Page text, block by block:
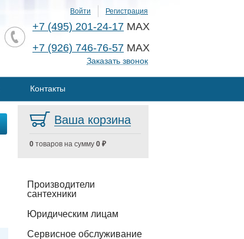
Войти Регистрация
+7 (495) 201-24-17 MAX
+7 (926) 746-76-57 MAX
Заказать звонок
Контакты
Ваша корзина
0 товаров на сумму 0 ₽
Производители
сантехники
Юридическим лицам
Сервисное обслуживание